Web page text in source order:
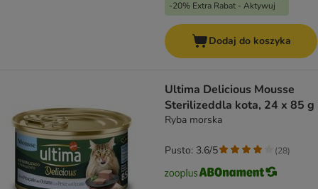
-20% Extra Rabat - Aktywuj
Dodaj do koszyka
Ultima Delicious Mousse
Sterilizeddla kota, 24 x 85 g
Ryba morska
Pusto: 3.6/5 (28)